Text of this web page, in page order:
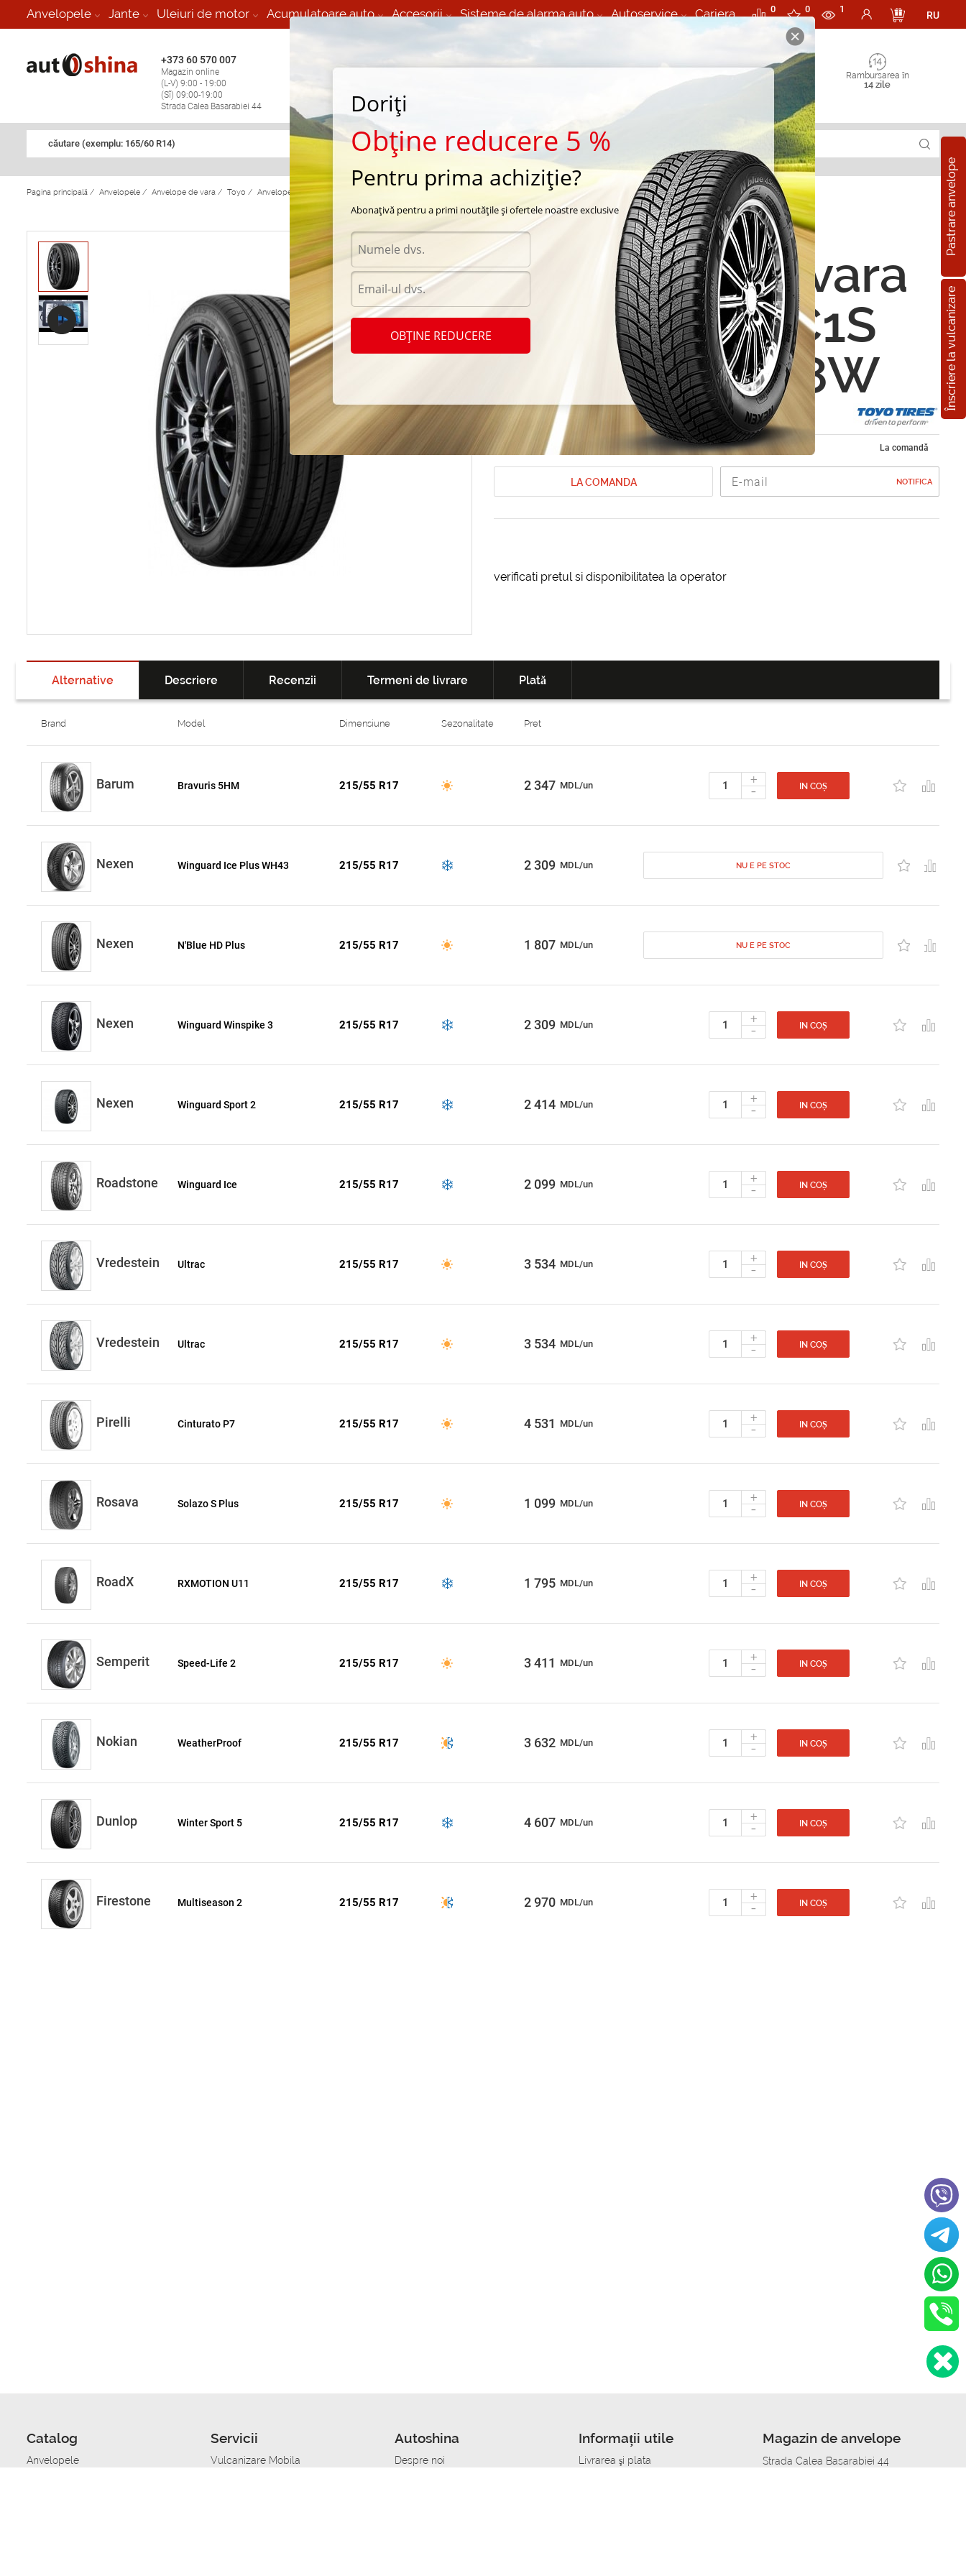
Anvelopele Jante Uleiuri de motor Acumulatoare auto Accesorii Sisteme de alarma auto Autoservice Cariera 0 0 1
RU
+373 60 570 007
Magazin online
(L-V) 9:00 - 19:00
(Sî) 09:00-19:00
Strada Calea Basarabiei 44
Vulcanizare Mobila 24/7 non
Rambursarea în
14 zile
căutare (exemplu: 165/60 R14)
Pastrare anvelope
Înscriere la vulcanizare
Pagina principală / Anvelopele / Anvelope de vara / Toyo / Anvelope de vara Toyo Toyo Proxes C1S 215/55 R17 98W
Anvelope de vara
Toyo Proxes C1S
215/55 R17 98W
Anvelope de vara Toyo Anvelope de vara 215/55 R17
Cod produs: AT-61479 La comandă
LA COMANDA NOTIFICA
verificati pretul si disponibilitatea la operator
Alternative Descriere Recenzii Termeni de livrare Plată
Brand Model Dimensiune Sezonalitate Pret
Barum Bravuris 5HM 215/55 R17 2 347 MDL/un +
- IN COȘ
Nexen Winguard Ice Plus WH43 215/55 R17 2 309 MDL/un NU E PE STOC
Nexen N'Blue HD Plus 215/55 R17 1 807 MDL/un NU E PE STOC
Nexen Winguard Winspike 3 215/55 R17 2 309 MDL/un +
- IN COȘ
Nexen Winguard Sport 2 215/55 R17 2 414 MDL/un +
- IN COȘ
Roadstone Winguard Ice 215/55 R17 2 099 MDL/un +
- IN COȘ
Vredestein Ultrac 215/55 R17 3 534 MDL/un +
- IN COȘ
Vredestein Ultrac 215/55 R17 3 534 MDL/un +
- IN COȘ
Pirelli Cinturato P7 215/55 R17 4 531 MDL/un +
- IN COȘ
Rosava Solazo S Plus 215/55 R17 1 099 MDL/un +
- IN COȘ
RoadX RXMOTION U11 215/55 R17 1 795 MDL/un +
- IN COȘ
Semperit Speed-Life 2 215/55 R17 3 411 MDL/un +
- IN COȘ
Nokian WeatherProof 215/55 R17 3 632 MDL/un +
- IN COȘ
Dunlop Winter Sport 5 215/55 R17 4 607 MDL/un +
- IN COȘ
Firestone Multiseason 2 215/55 R17 2 970 MDL/un +
- IN COȘ
Catalog
Anvelopele
Servicii
Vulcanizare Mobila
Autoshina
Despre noi
Informații utile
Livrarea şi plata
Magazin de anvelope
Strada Calea Basarabiei 44
Doriți
Obține reducere 5 %
Pentru prima achiziție?
Abonațivă pentru a primi noutățile și ofertele noastre exclusive
OBȚINE REDUCERE